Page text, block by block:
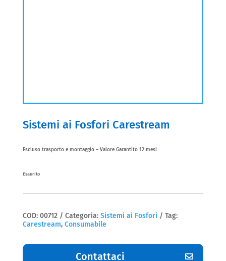
Sistemi ai Fosfori Carestream
Escluso trasporto e montaggio – Valore Garantito 12 mesi
Esaurito
COD: 00712 Categoria: Sistemi ai Fosfori
Tag:
Carestream, Consumabile
Contattaci